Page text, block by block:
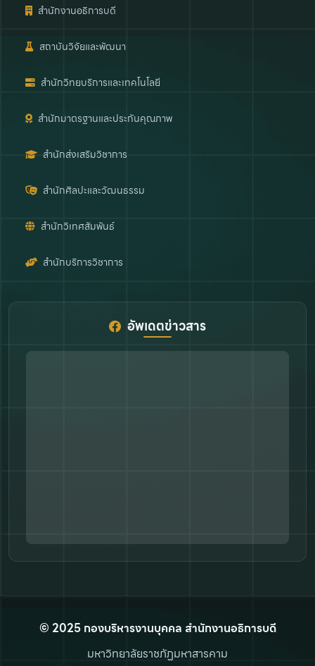
สำนักงานอธิการบดี
สถาบันวิจัยและพัฒนา
สำนักวิทยบริการและเทคโนโลยี
สำนักมาตรฐานและประกันคุณภาพ
สำนักส่งเสริมวิชาการ
สำนักศิลปะและวัฒนธรรม
สำนักวิเทศสัมพันธ์
สำนักบริการวิชาการ
อัพเดตข่าวสาร
© 2025 กองบริหารงานบุคคล สำนักงานอธิการบดี
มหาวิทยาลัยราชภัฏมหาสารคาม